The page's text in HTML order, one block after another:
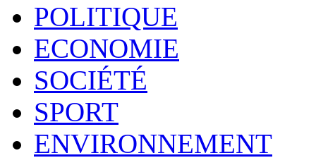
POLITIQUE
ECONOMIE
SOCIÉTÉ
SPORT
ENVIRONNEMENT